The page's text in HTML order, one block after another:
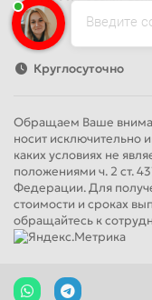
41
Круглосуточно
Обращаем Ваше
носит исключительно
каких условиях не
положениями ч. 2 ст.
Федерации. Для
стоимости и сроках
обращайтесь к
Введите